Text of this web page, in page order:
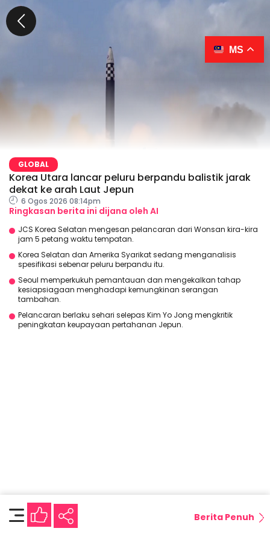
GLOBAL
Korea Utara lancar peluru berpandu balistik jarak
dekat ke arah Laut Jepun
6 Ogos 2026 08:14pm
Ringkasan berita ini dijana oleh AI
JCS Korea Selatan mengesan pelancaran dari Wonsan kira-kira
jam 5 petang waktu tempatan.
Korea Selatan dan Amerika Syarikat sedang menganalisis
spesifikasi sebenar peluru berpandu itu.
Seoul memperkukuh pemantauan dan mengekalkan tahap
kesiapsiagaan menghadapi kemungkinan serangan
tambahan.
Pelancaran berlaku sehari selepas Kim Yo Jong mengkritik
peningkatan keupayaan pertahanan Jepun.
Berita Penuh
MS